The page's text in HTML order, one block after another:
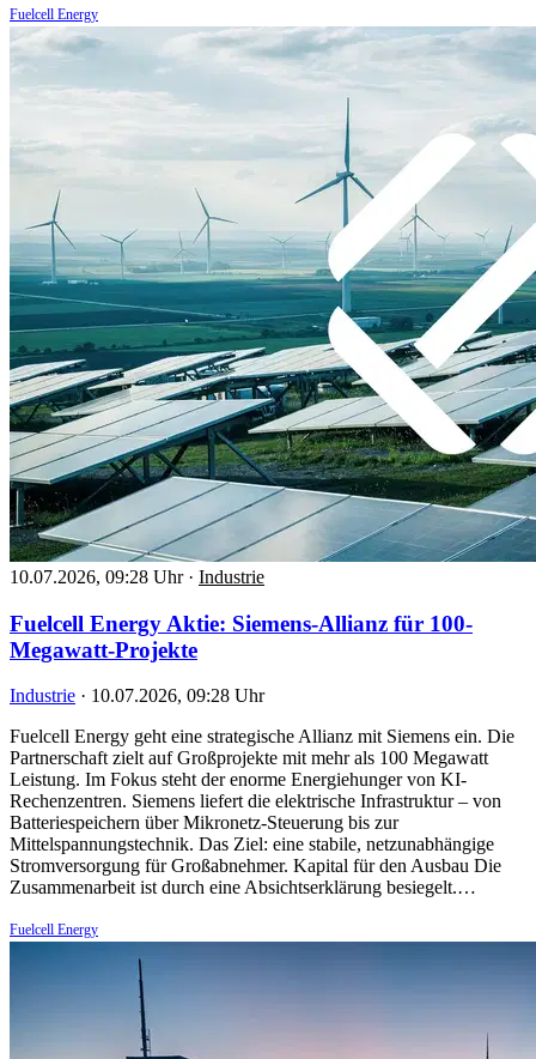
Fuelcell Energy
10.07.2026, 09:28 Uhr · Industrie
Fuelcell Energy Aktie: Siemens-Allianz für 100-
Megawatt-Projekte
Industrie · 10.07.2026, 09:28 Uhr
Fuelcell Energy geht eine strategische Allianz mit Siemens ein. Die
Partnerschaft zielt auf Großprojekte mit mehr als 100 Megawatt
Leistung. Im Fokus steht der enorme Energiehunger von KI-
Rechenzentren. Siemens liefert die elektrische Infrastruktur – von
Batteriespeichern über Mikronetz-Steuerung bis zur
Mittelspannungstechnik. Das Ziel: eine stabile, netzunabhängige
Stromversorgung für Großabnehmer. Kapital für den Ausbau Die
Zusammenarbeit ist durch eine Absichtserklärung besiegelt.…
Fuelcell Energy